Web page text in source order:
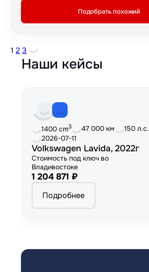
Подобрать похожий
1 2 3
Наши кейсы
1400 cm3 47 000 км
150 л.с.
2026-07-11
Volkswagen Lavida, 2022г
Стоимость под ключ во
Владивостоке
1 204 871 ₽
Подробнее